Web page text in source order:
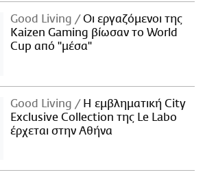
Good Living
Οι εργαζόμενοι της
Kaizen Gaming βίωσαν το World
Cup από "μέσα"
Good Living
Η εμβληματική City
Exclusive Collection της Le Labo
έρχεται στην Αθήνα